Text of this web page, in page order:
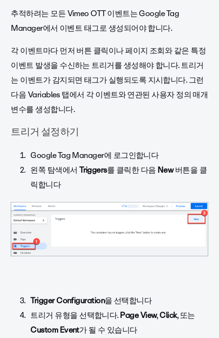
추적하려는 모든 Vimeo OTT 이벤트는 Google Tag
Manager에서 이벤트 태그로 생성되어야 합니다.
각 이벤트마다 먼저 버튼 클릭이나 페이지 조회와 같은 특정
이벤트 발생을 수신하는 트리거를 생성해야 합니다. 트리거
는 이벤트가 감지되면 태그가 실행되도록 지시합니다. 그런
다음 Variables 탭에서 각 이벤트와 연관된 사용자 정의 매개
변수를 생성합니다.
트리거 설정하기
Google Tag Manager에 로그인합니다
왼쪽 탐색에서Triggers를 클릭한 다음New버튼을 클
릭합니다
Trigger Configuration을 선택합니다
트리거 유형을 선택합니다.Page View,Click, 또는
Custom Event가 될 수 있습니다